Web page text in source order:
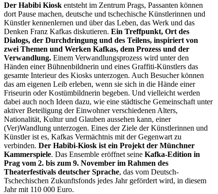
Der Habibi Kiosk entsteht im Zentrum Prags, Passanten können
dort Pause machen, deutsche und tschechische Künstlerinnen und
Künstler kennenlernen und über das Leben, das Werk und das
Denken Franz Kafkas diskutieren. Ein Treffpunkt, Ort des
Dialogs, der Durchdringung und des Teilens, inspiriert von
zwei Themen und Werken Kafkas, dem Prozess und der
Verwandlung. Einem Verwandlungsprozess wird unter den
Händen einer Bühnenbildnerin und eines Graffiti-Künstlers das
gesamte Interieur des Kiosks unterzogen. Auch Besucher können
das am eigenen Leib erleben, wenn sie sich in die Hände einer
Friseurin oder Kostümbildnerin begeben. Und vielleicht werden
dabei auch noch Ideen dazu, wie eine städtische Gemeinschaft unter
aktiver Beteiligung der Einwohner verschiedenen Alters,
Nationalität, Kultur und Glauben aussehen kann, einer
(Ver)Wandlung unterzogen. Eines der Ziele der Künstlerinnen und
Künstler ist es, Kafkas Vermächtnis mit der Gegenwart zu
verbinden. Der Habibi-Kiosk ist ein Projekt der Münchner
Kammerspiele. Das Ensemble eröffnet seine Kafka-Edition in
Prag vom 2. bis zum 9. November im Rahmen des
Theaterfestivals deutscher Sprache, das vom Deutsch-
Tschechischen Zukunftsfonds jedes Jahr gefördert wird, in diesem
Jahr mit 110 000 Euro.